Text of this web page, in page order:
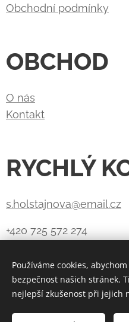
Obchodní podmínky
OBCHOD
O nás
Kontakt
RYCHLÝ
s.holstajnova@email.cz
+420 725 572 274
Vytvořeno službou
Používáme cookies,
bezpečnost našich stránek.
nejlepší zkušenost při jejich